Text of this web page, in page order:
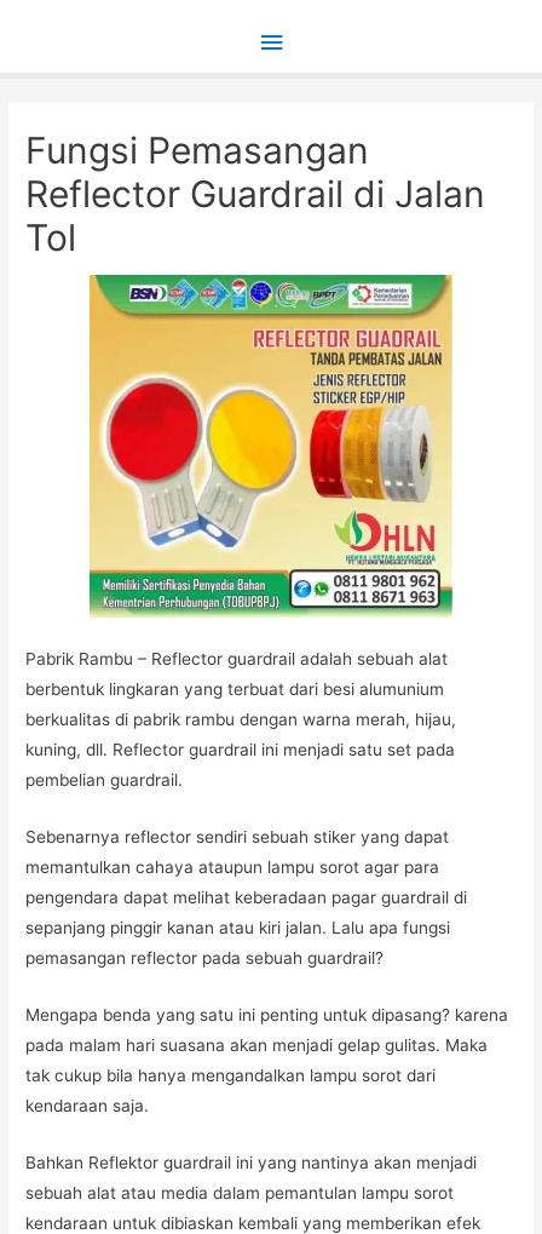
Main
Fungsi Pemasangan
Reflector Guardrail di Jalan
Tol
Pabrik Rambu – Reflector guardrail adalah sebuah alat
berbentuk lingkaran yang terbuat dari besi alumunium
berkualitas di pabrik rambu dengan warna merah, hijau,
kuning, dll. Reflector guardrail ini menjadi satu set pada
pembelian guardrail.
Sebenarnya reflector sendiri sebuah stiker yang dapat
memantulkan cahaya ataupun lampu sorot agar para
pengendara dapat melihat keberadaan pagar guardrail di
sepanjang pinggir kanan atau kiri jalan. Lalu apa fungsi
pemasangan reflector pada sebuah guardrail?
Mengapa benda yang satu ini penting untuk dipasang? karena
pada malam hari suasana akan menjadi gelap gulitas. Maka
tak cukup bila hanya mengandalkan lampu sorot dari
kendaraan saja.
Bahkan Reflektor guardrail ini yang nantinya akan menjadi
sebuah alat atau media dalam pemantulan lampu sorot
kendaraan untuk dibiaskan kembali yang memberikan efek